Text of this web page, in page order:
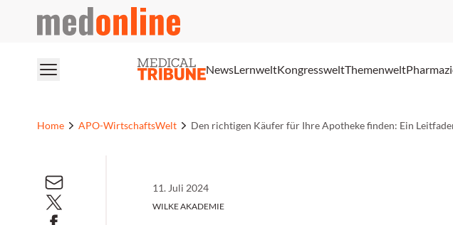
medonline
NewsLernweltKongressweltThemenwelt
Home APO-WirtschaftsWelt Den richtigen Käufer für Ihre Apotheke finden: Ein
11. Juli 2024
WILKE AKADEMIE